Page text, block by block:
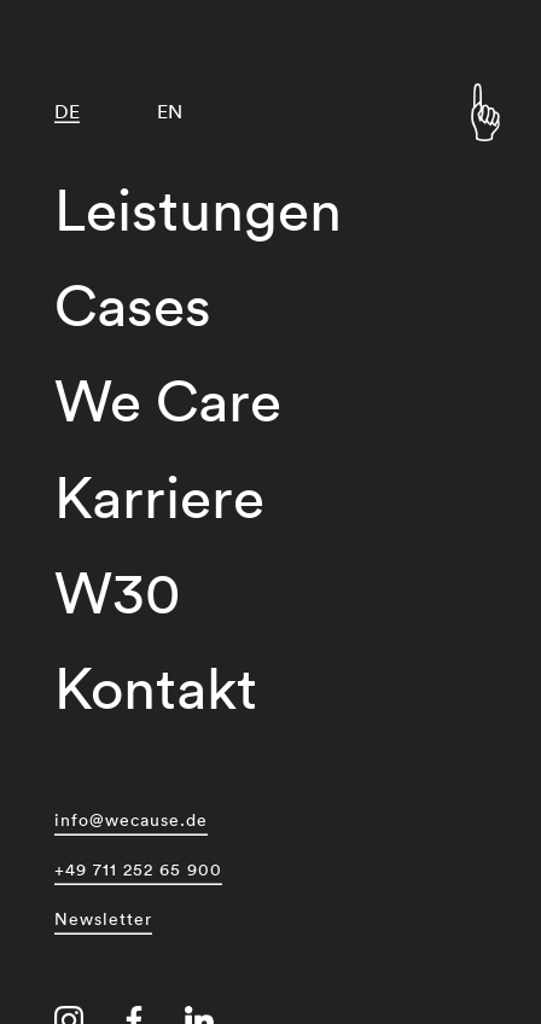
Leistungen
Cases
We Care
Karriere
W30
Kontakt
DE EN
info@wecause.de
+49 711 252 65 900
Newsletter